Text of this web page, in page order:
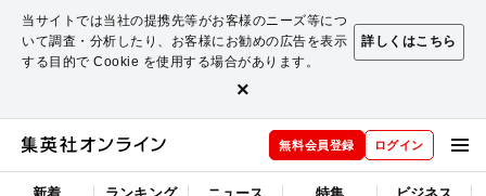
当サイトでは当社の提携先等がお客様のニーズ等につ
いて調査・分析したり、お客様にお勧めの広告を表示
する目的で Cookie を使用する場合があります。
詳しくはこちら
×
無料会員登録 ログイン